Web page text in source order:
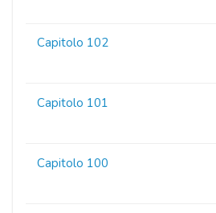
Capitolo 102
Capitolo 101
Capitolo 100